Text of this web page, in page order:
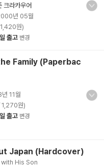
크라카우어
년 05월
원)
출고 변경
Family (Paperbac
11월
1,270원)
출고 변경
Japan (Hardcover)
His Son